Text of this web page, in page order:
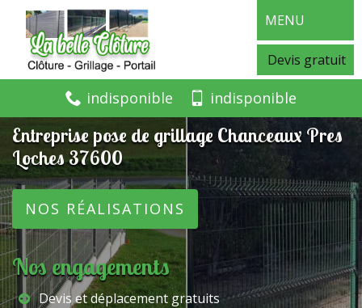
MENU
Devis gratuit
indisponible indisponible
Entreprise pose de grillage Chanceaux Pres
Loches 37600
NOS RÉALISATIONS
Nos engagements
Devis et déplacement gratuits